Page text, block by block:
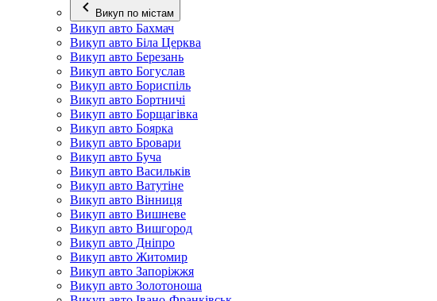
Викуп по містам
Викуп авто Бахмач
Викуп авто Біла Церква
Викуп авто Березань
Викуп авто Богуслав
Викуп авто Бориспіль
Викуп авто Бортничі
Викуп авто Борщагівка
Викуп авто Боярка
Викуп авто Бровари
Викуп авто Буча
Викуп авто Васильків
Викуп авто Ватутіне
Викуп авто Вінниця
Викуп авто Вишневе
Викуп авто Вишгород
Викуп авто Дніпро
Викуп авто Житомир
Викуп авто Запоріжжя
Викуп авто Золотоноша